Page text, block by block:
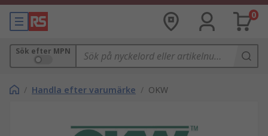
0
Sök efter MPN
/ Handla efter varumärke / OKW